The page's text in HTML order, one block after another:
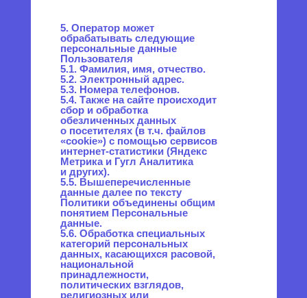
и актуальность по отношению
к целям обработки
персональных данных.
Оператор принимает
необходимые меры и/или
обеспечивает их принятие
по удалению или уточнению
неполных или неточных
данных.
6.7. Хранение персональных
данных осуществляется
в форме, позволяющей
определить субъекта
персональных данных,
не дольше, чем этого требуют
цели обработки персональных
данных, если срок хранения
персональных данных
не установлен федеральным
законом, договором, стороной
которого,
выгодоприобретателем или
поручителем по которому
является субъект
персональных данных.
Обрабатываемые
персональные данные
уничтожаются либо
обезличиваются
по достижении целей
обработки или в случае утраты
необходимости в достижении
этих целей, если иное
не предусмотрено
федеральным законом.